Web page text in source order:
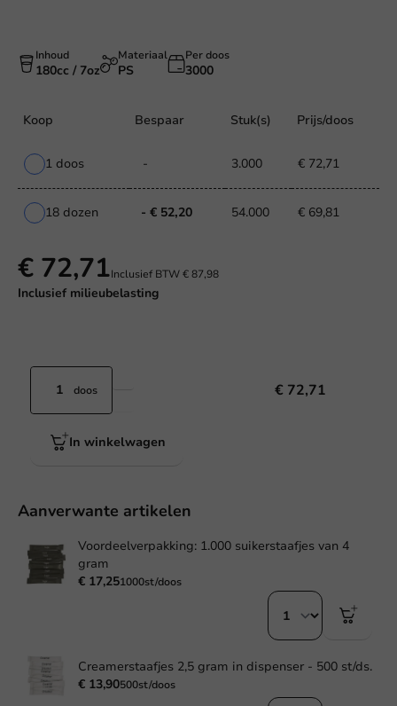
Inhoud
180cc / 7oz
Materiaal
PS
Per doos
3000
Koop Bespaar Stuk(s) Prijs/doos
1 doos - 3.000 € 72,71
18 dozen - € 52,20 54.000 € 69,81
€ 72,71Inclusief BTW€ 87,98
Inclusief milieubelasting
doos € 72,71
In winkelwagen
Aanverwante artikelen
Voordeelverpakking: 1.000 suikerstaafjes van 4
gram
€ 17,251000st/doos
Creamerstaafjes 2,5 gram in dispenser - 500 st/ds.
€ 13,90500st/doos